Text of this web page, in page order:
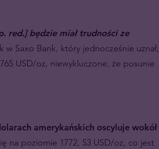
red.] będzie miał trudności ze
w Saxo Bank, który jednocześnie uznał,
USD/oz, niewykluczone, że posunie
amerykańskich oscyluje wokół
na poziomie 1772, 53 USD/oz, co jest